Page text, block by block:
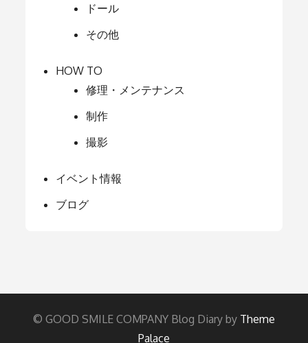
ドール
その他
HOW TO
修理・メンテナンス
制作
撮影
イベント情報
ブログ
© GOOD SMILE COMPANY Blog Diary by Theme
Palace